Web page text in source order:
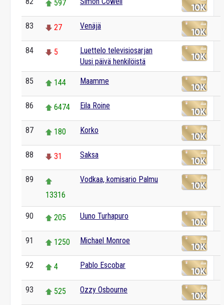
597
83 27 Venäjä
84 5
Luettelo televisiosarjan
Uusi päivä henkilöistä
85 144 Maamme
86 6474 Eila Roine
87 180 Korko
88 31 Saksa
89
13316
Vodkaa, komisario Palmu
90 205 Uuno Turhapuro
91 1250 Michael Monroe
92 4 Pablo Escobar
93 525 Ozzy Osbourne